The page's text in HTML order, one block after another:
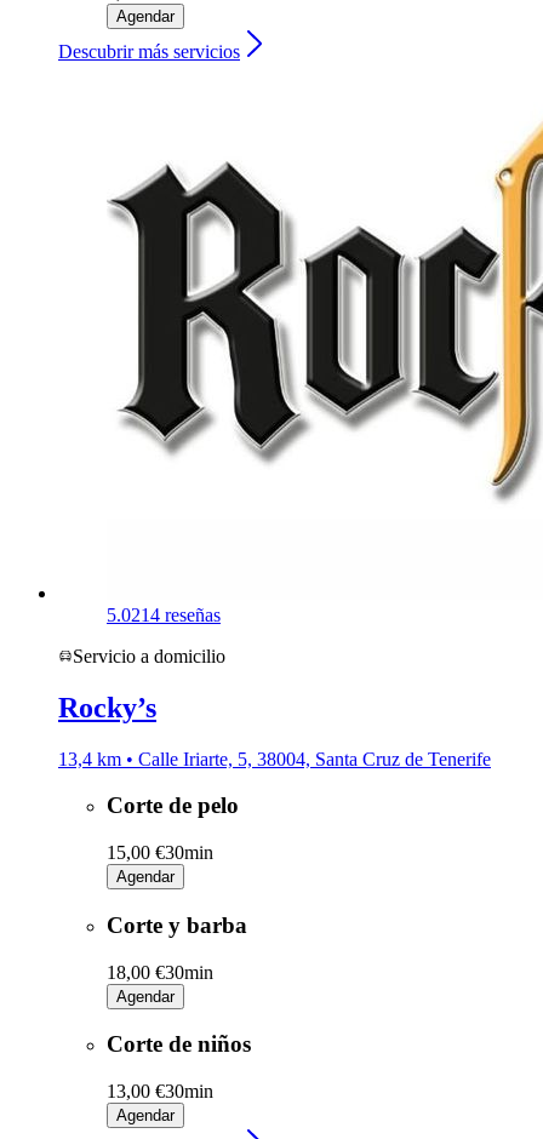
Agendar
Descubrir más servicios
5.0214 reseñas
Servicio a domicilio
Rocky’s
13,4 km • Calle Iriarte, 5, 38004, Santa Cruz de Tenerife
Corte de pelo
15,00 €30min
Agendar
Corte y barba
18,00 €30min
Agendar
Corte de niños
13,00 €30min
Agendar